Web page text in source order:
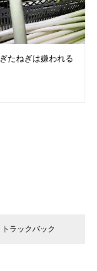
たねぎは嫌われる
トラックバック